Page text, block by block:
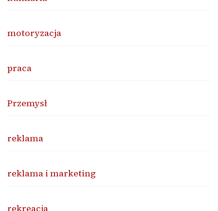
motoryzacja
praca
Przemysł
reklama
reklama i marketing
rekreacja